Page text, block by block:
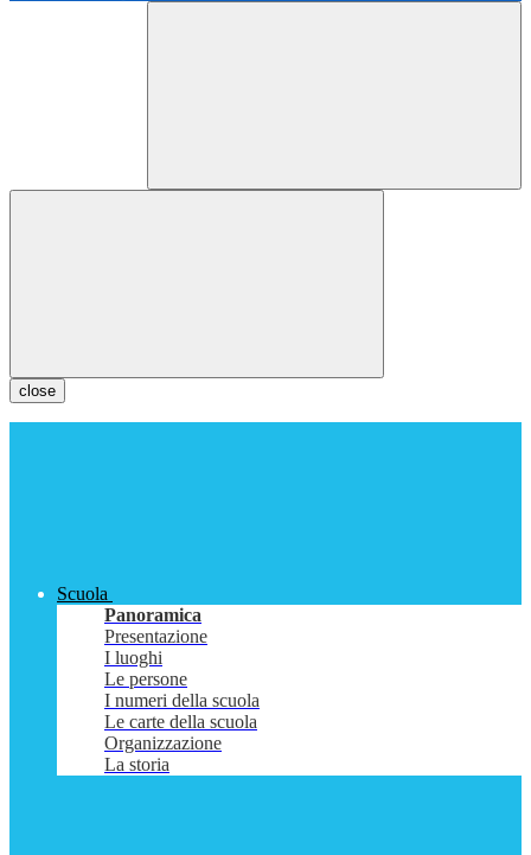
close
Scuola
Panoramica
Presentazione
I luoghi
Le persone
I numeri della scuola
Le carte della scuola
Organizzazione
La storia